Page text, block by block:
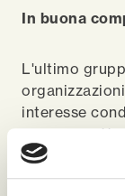
In buona
L'ultimo
interesse
successo
psicologiche
divertimento,